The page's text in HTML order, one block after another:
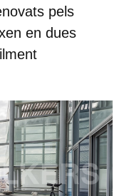
pels
en dues